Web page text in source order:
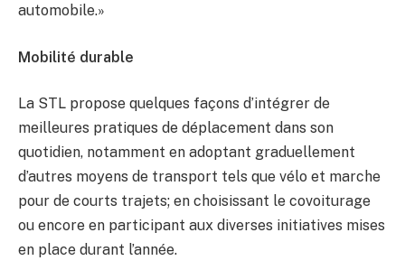
automobile.»
Mobilité durable
La STL propose quelques façons d’intégrer de
meilleures pratiques de déplacement dans son
quotidien, notamment en adoptant graduellement
d’autres moyens de transport tels que vélo et marche
pour de courts trajets; en choisissant le covoiturage
ou encore en participant aux diverses initiatives mises
en place durant l’année.